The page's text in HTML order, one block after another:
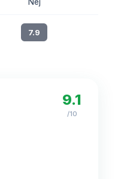
7.9
9.1
/10